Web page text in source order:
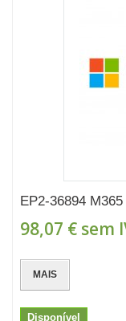
EP2-36894
98,07 € sem
MAIS
Disponível